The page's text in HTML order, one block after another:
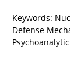
Keywords:
Defense